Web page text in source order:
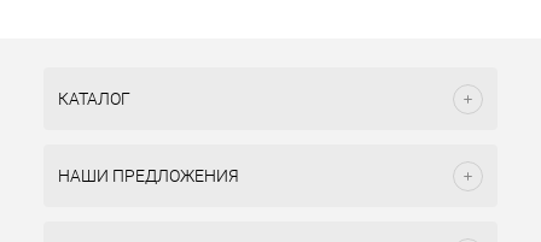
КАТАЛОГ
НАШИ ПРЕДЛОЖЕНИЯ